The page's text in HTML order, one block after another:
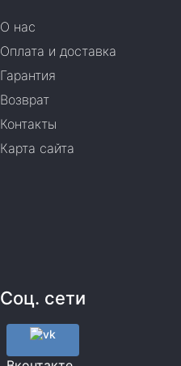
О нас
Оплата и доставка
Гарантия
Возврат
Контакты
Карта сайта
Соц. сети